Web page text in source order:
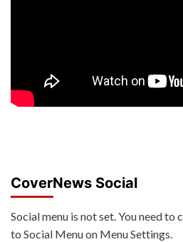
CoverNews Social
Social menu is not set. You need to
to Social Menu on Menu Settings.